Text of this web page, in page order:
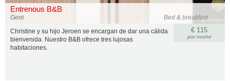
Entrenous B&B
Bed & breakfast
Gent
€ 115
por noche
Christine y su hijo Jeroen se encargan de dar una cálida
bienvenida. Nuestro B&B ofrece tres lujosas
habitaciones.